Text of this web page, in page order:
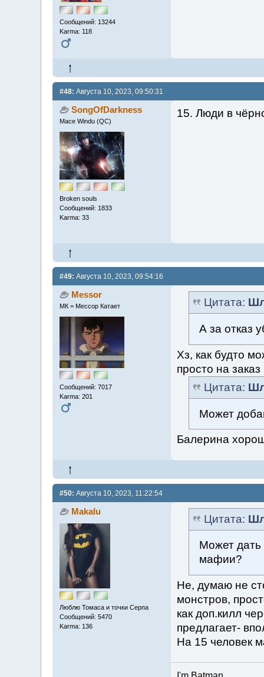
Сообщений: 13244
Karma: 118
#48: Августа 10, 2023, 09:50:31
SongOfDarkness
Mace Windu (QC)
Broken souls
Сообщений: 1833
Karma: 33
15. Люди в
#49: Августа 10, 2023, 09:54:16
Messor
МК = Мессор Катает
Сообщений: 7017
Karma: 201
Цитата:
А за отказ
Хз, как будто
просто на
Цитата:
Может
Балерина
#50: Августа 10, 2023, 11:22:54
Makalu
Люблю Томаса и точки Серпа
Сообщений: 5470
Karma: 136
Цитата:
Может дать
мафии?
Не, думаю не
монстров,
как доп.килл
предлагает-
На 15 человек